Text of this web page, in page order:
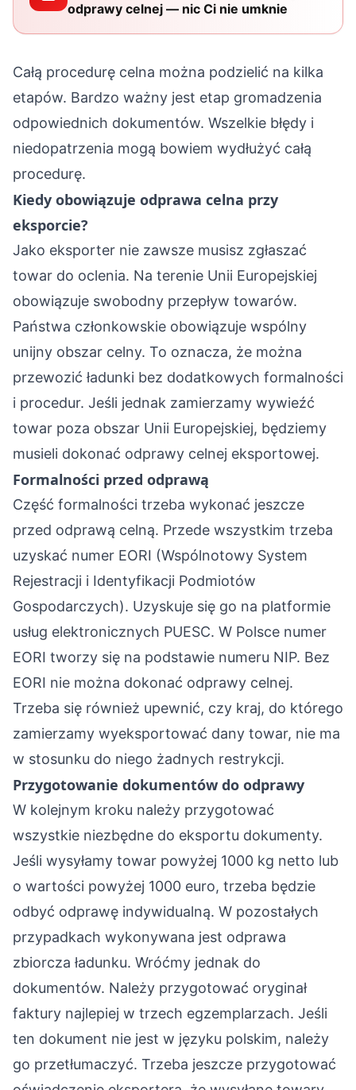
odprawy celnej — nic Ci nie umknie
Całą procedurę celna można podzielić na kilka
etapów. Bardzo ważny jest etap gromadzenia
odpowiednich dokumentów. Wszelkie błędy i
niedopatrzenia mogą bowiem wydłużyć całą
procedurę.
Kiedy obowiązuje odprawa celna przy
eksporcie?
Jako eksporter nie zawsze musisz zgłaszać
towar do oclenia. Na terenie Unii Europejskiej
obowiązuje swobodny przepływ towarów.
Państwa członkowskie obowiązuje wspólny
unijny obszar celny. To oznacza, że można
przewozić ładunki bez dodatkowych formalności
i procedur. Jeśli jednak zamierzamy wywieźć
towar poza obszar Unii Europejskiej, będziemy
musieli dokonać odprawy celnej eksportowej.
Formalności przed odprawą
Część formalności trzeba wykonać jeszcze
przed odprawą celną. Przede wszystkim trzeba
uzyskać numer EORI (Wspólnotowy System
Rejestracji i Identyfikacji Podmiotów
Gospodarczych). Uzyskuje się go na platformie
usług elektronicznych PUESC. W Polsce numer
EORI tworzy się na podstawie numeru NIP. Bez
EORI nie można dokonać odprawy celnej.
Trzeba się również upewnić, czy kraj, do którego
zamierzamy wyeksportować dany towar, nie ma
w stosunku do niego żadnych restrykcji.
Przygotowanie dokumentów do odprawy
W kolejnym kroku należy przygotować
wszystkie niezbędne do eksportu dokumenty.
Jeśli wysyłamy towar powyżej 1000 kg netto lub
o wartości powyżej 1000 euro, trzeba będzie
odbyć odprawę indywidualną. W pozostałych
przypadkach wykonywana jest odprawa
zbiorcza ładunku. Wróćmy jednak do
dokumentów. Należy przygotować oryginał
faktury najlepiej w trzech egzemplarzach. Jeśli
ten dokument nie jest w języku polskim, należy
go przetłumaczyć. Trzeba jeszcze przygotować